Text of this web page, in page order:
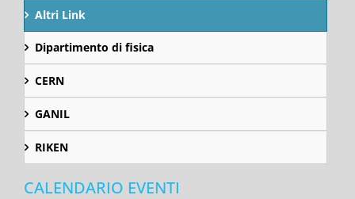
Altri Link
Dipartimento di fisica
CERN
GANIL
RIKEN
CALENDARIO EVENTI